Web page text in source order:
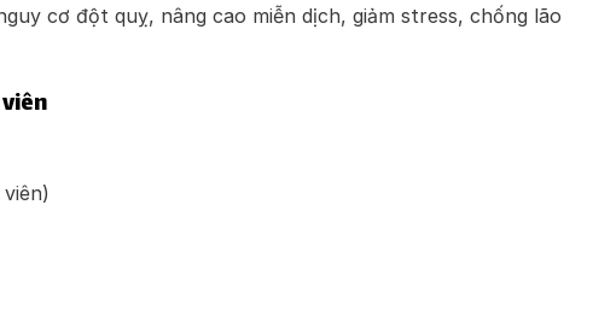
cơ đột quỵ, nâng cao miễn dịch, giảm stress, chống lão